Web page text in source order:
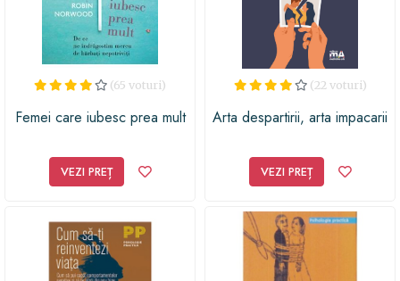
(65 voturi)
Femei care iubesc prea mult
VEZI PREȚ
(22 voturi)
Arta despartirii, arta impacarii
VEZI PREȚ